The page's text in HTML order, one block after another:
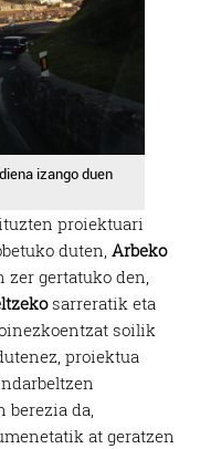
izango duen
proiektuari
duten,Arbeko
gertatuko den,
sarreratik eta
soilik
proiektua
berezia da,
at geratzen